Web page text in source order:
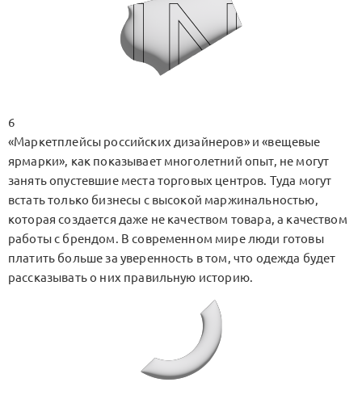
6
«Маркетплейсы российских дизайнеров» и «вещевые
ярмарки», как показывает многолетний опыт, не могут
занять опустевшие места торговых центров. Туда могут
встать только бизнесы с высокой маржинальностью,
которая создается даже не качеством товара, а качеством
работы с брендом. В современном мире люди готовы
платить больше за уверенность в том, что одежда будет
рассказывать о них правильную историю.